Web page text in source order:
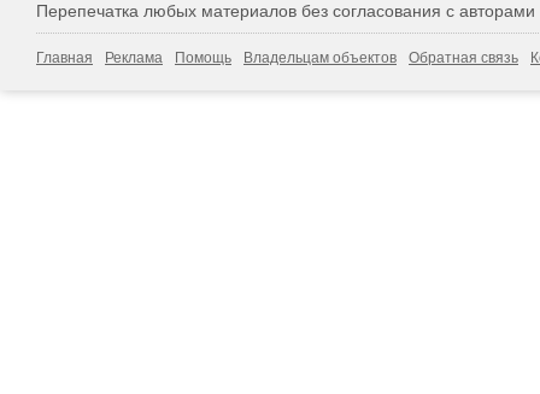
Перепечатка любых материалов без согласования с
Главная Реклама Помощь Владельцам объектов Обратная связь